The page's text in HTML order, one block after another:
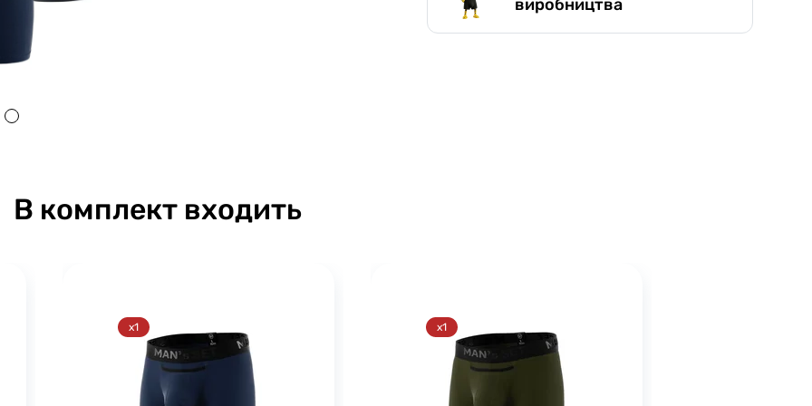
виробництва
В комплект входить
x1 x1